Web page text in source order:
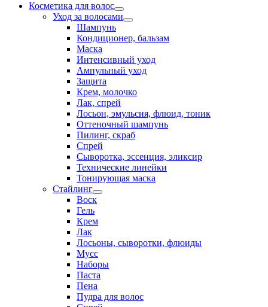
Косметика для волос
Уход за волосами
Шампунь
Кондиционер, бальзам
Маска
Интенсивный уход
Ампульный уход
Защита
Крем, молочко
Лак, спрей
Лосьон, эмульсия, флюид, тоник
Оттеночный шампунь
Пилинг, скраб
Спрей
Сыворотка, эссенция, эликсир
Технические линейки
Тонирующая маска
Стайлинг
Воск
Гель
Крем
Лак
Лосьоны, сыворотки, флюиды
Мусс
Наборы
Паста
Пена
Пудра для волос